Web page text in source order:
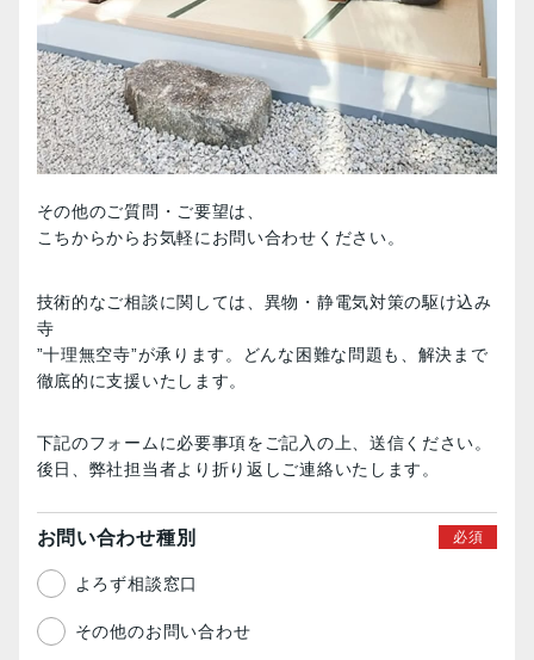
その他のご質問・ご要望は、
こちからからお気軽にお問い合わせください。
技術的なご相談に関しては、異物・静電気対策の駆け込み
寺
”十理無空寺”が承ります。どんな困難な問題も、解決まで
徹底的に支援いたします。
下記のフォームに必要事項をご記入の上、送信ください。
後日、弊社担当者より折り返しご連絡いたします。
お問い合わせ種別
よろず相談窓口
その他のお問い合わせ